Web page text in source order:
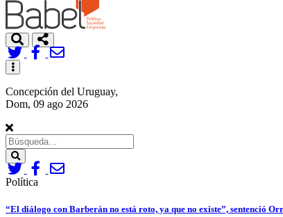
Toggle
navigation
Concepción del Uruguay,
Dom, 09 ago 2026
Search
Política
“El diálogo con Barberán no está roto, ya que no existe”, sentenció